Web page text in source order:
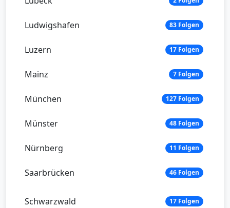
Ludwigshafen 83 Folgen
Luzern 17 Folgen
Mainz 7 Folgen
München 127 Folgen
Münster 48 Folgen
Nürnberg 11 Folgen
Saarbrücken 46 Folgen
Schwarzwald 17 Folgen